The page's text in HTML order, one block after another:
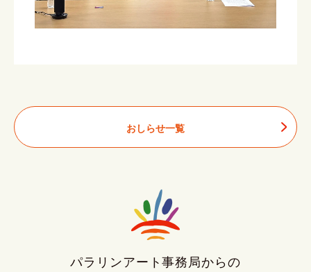
おしらせ一覧
パラリンアート事務局からの